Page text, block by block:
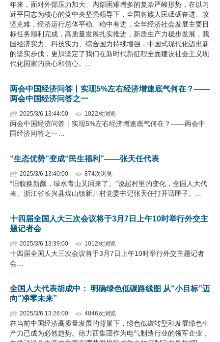
年来，面对外部压力加大、内部困难增多的复杂严峻形势，在以习
近平同志为核心的党中央坚强领导下，全国各族人民砥砺奋进、攻
坚克难，经济运行总体平稳、稳中有进，全年经济社会发展主要目
标任务顺利完成，高质量发展扎实推进，新质生产力稳步发展，我
国经济实力、科技实力、综合国力持续增强，中国式现代化迈出新
的坚实步伐，更加坚定了我们在新时代新征程全面建设社会主义现
代化国家的决心和信心。…
两会中国经济问答丨实现5%左右经济增速底气何在？——
两会中国经济问答之一
2025/3/6 13:44:00 1022次浏览
两会中国经济问答丨实现5%左右经济增速底气何在？——两会中
国经济问答之一…
“生态优势”变成“民生福利”——张天任代表
2025/3/6 13:40:00 874次浏览
“旧貌换新颜，绿水青山又回来了。”说起村里的变化，全国人大代
表、浙江省长兴县煤山镇新川村党委书记张天任打开话匣子。…
十四届全国人大三次会议将于3月7日上午10时举行外交主
题记者会
2025/3/6 13:39:00 1012次浏览
十四届全国人大三次会议将于3月7日上午10时举行外交主题记者
会…
全国人大代表胡成中： 明确绿色低碳路线图 从“小目标”迈
向“净零未来”
2025/3/6 13:26:00 4846次浏览
在当前中国经济高质量发展的背景下，绿色低碳转型和发展绿色生
产力已成为必然趋势。德力西集团作为电气制造行业的领军企业，